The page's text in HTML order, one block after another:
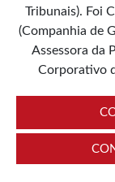
Tribunais). Foi
(Companhia de
Assessora da
Corporativo